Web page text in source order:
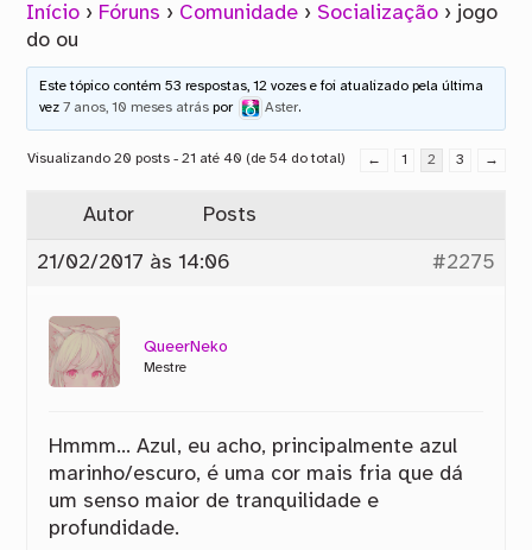
Início › Fóruns › Comunidade › Socialização › jogo
do ou
Este tópico contém 53 respostas, 12 vozes e foi atualizado pela última
vez 7 anos, 10 meses atráspor Aster.
Visualizando 20 posts - 21 até 40 (de 54 do total) ← 1 2 3 →
Autor Posts
21/02/2017 às 14:06 #2275
QueerNeko
Mestre
Hmmm… Azul, eu acho, principalmente azul
marinho/escuro, é uma cor mais fria que dá
um senso maior de tranquilidade e
profundidade.